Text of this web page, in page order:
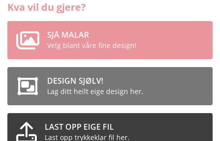
Kva vil du gjere?
SJÅ MALAR
Velg blant våre fine design!
DESIGN SJØLV!
Lag ditt heilt eige design her.
LAST OPP EIGE FIL
Last opp trykkeklar fil her.